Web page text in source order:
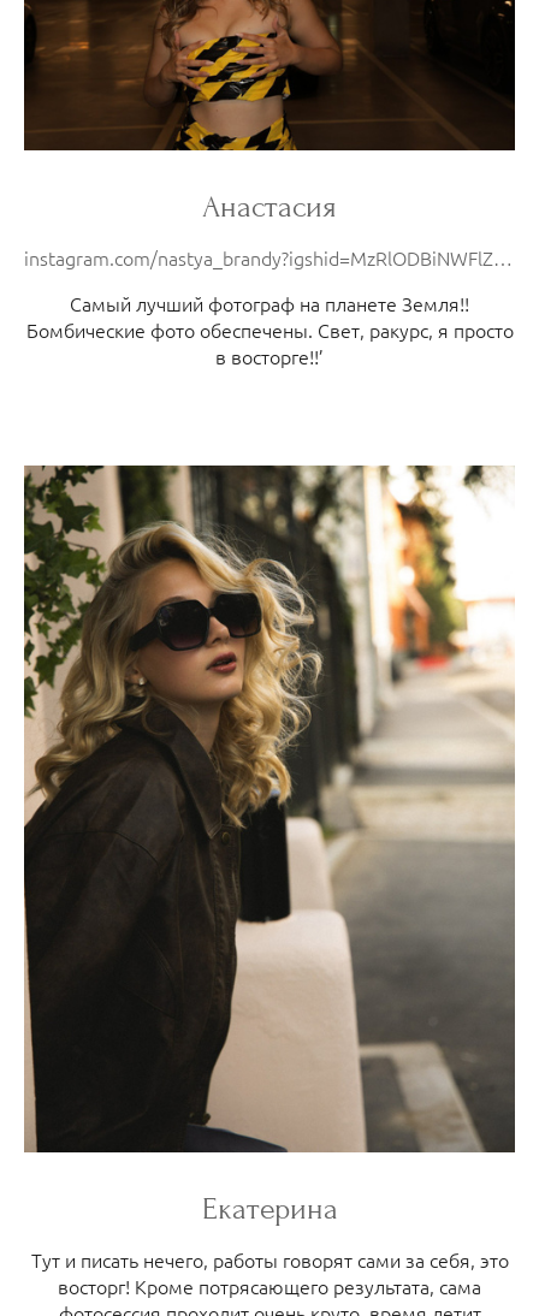
Анастасия
instagram.com/nastya_brandy?igshid=MzRlODBiNWFlZA==
Самый лучший фотограф на планете Земля!!
Бомбические фото обеспечены. Свет, ракурс, я просто
в восторге!!’
Екатерина
Тут и писать нечего, работы говорят сами за себя, это
восторг! Кроме потрясающего результата, сама